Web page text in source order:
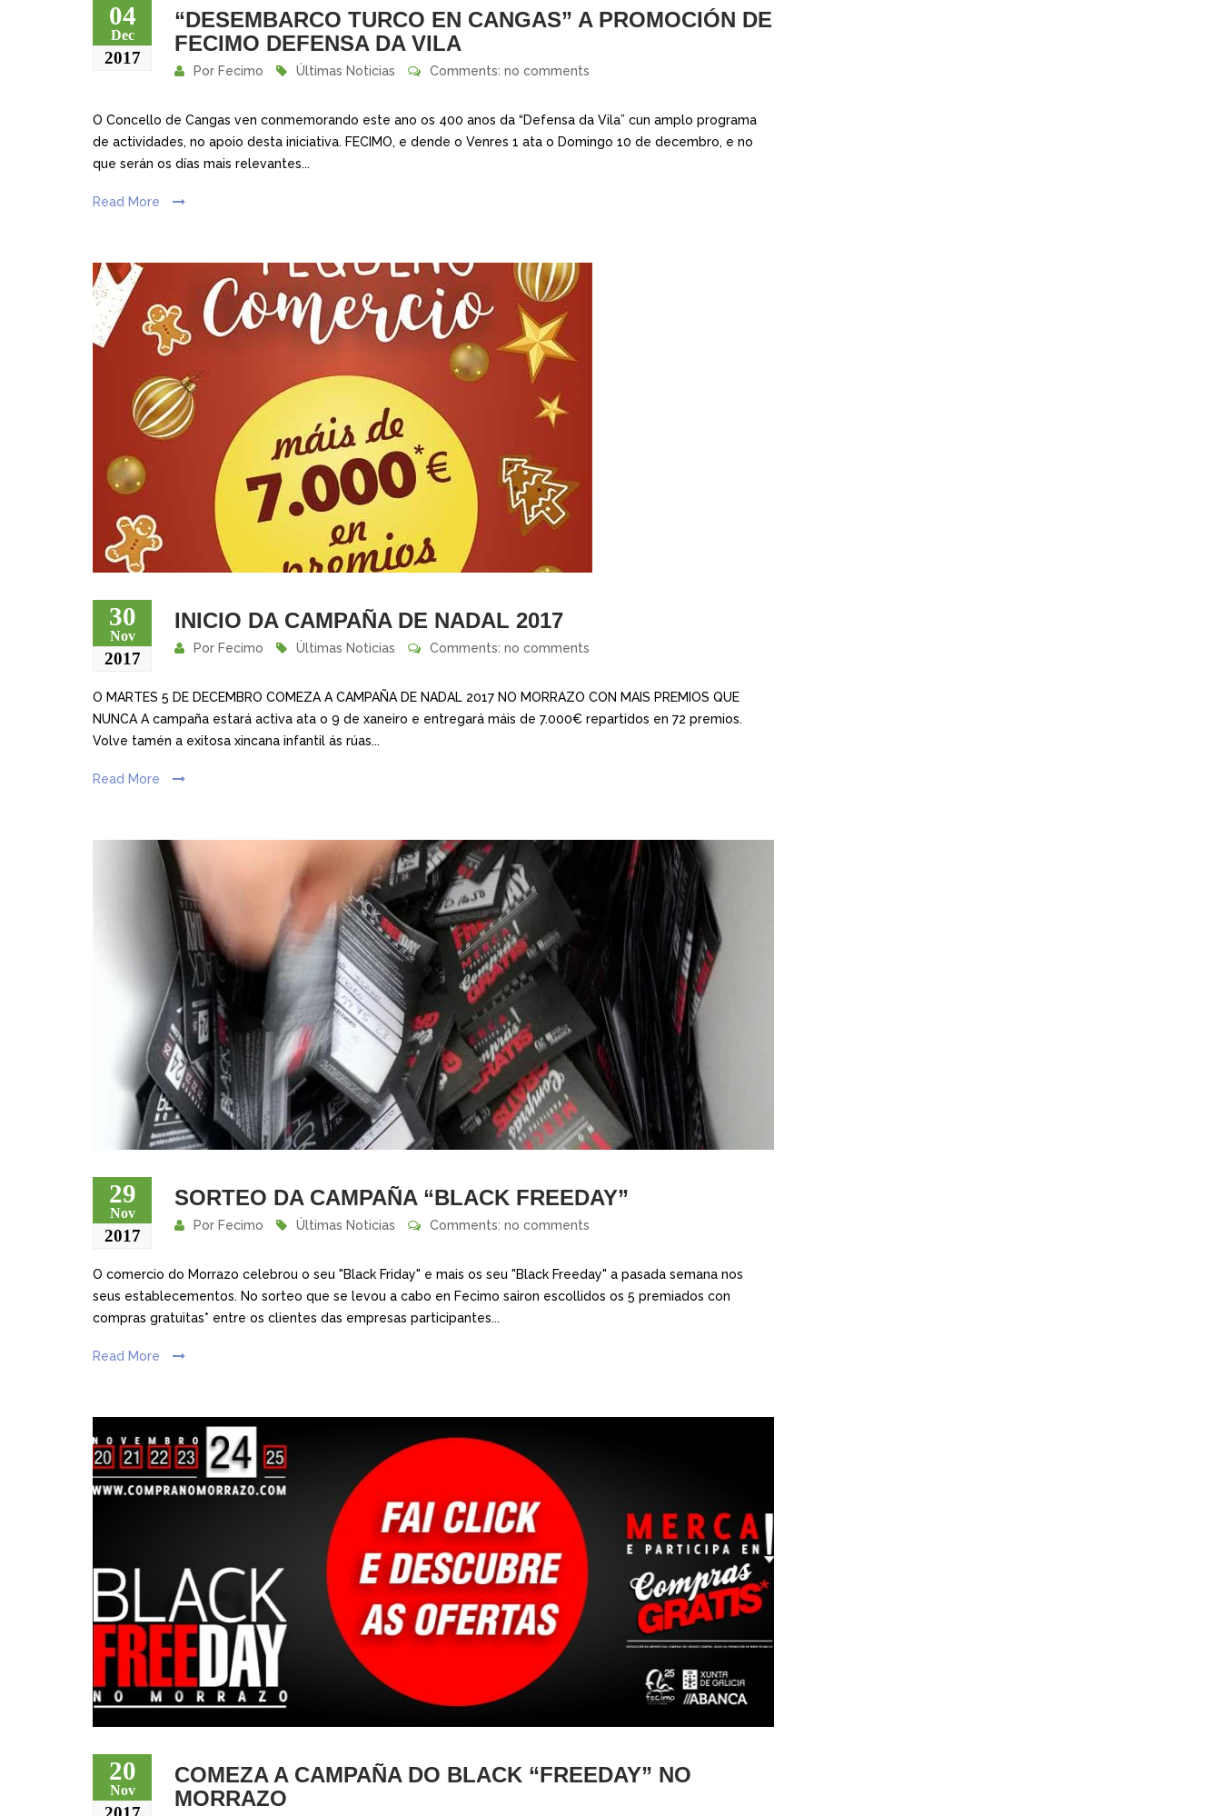
04
Dec
2017
“DESEMBARCO TURCO EN CANGAS” A PROMOCIÓN DE
FECIMO DEFENSA DA VILA
Por Fecimo Últimas Noticias Comments: no comments
O Concello de Cangas ven conmemorando este ano os 400 anos da “Defensa da Vila” cun amplo programa
de actividades, no apoio desta iniciativa. FECIMO, e dende o Venres 1 ata o Domingo 10 de decembro, e no
que serán os días mais relevantes...
Read More
30
Nov
2017
INICIO DA CAMPAÑA DE NADAL 2017
Por Fecimo Últimas Noticias Comments: no comments
O MARTES 5 DE DECEMBRO COMEZA A CAMPAÑA DE NADAL 2017 NO MORRAZO CON MAIS PREMIOS QUE
NUNCA A campaña estará activa ata o 9 de xaneiro e entregará máis de 7.000€ repartidos en 72 premios.
Volve tamén a exitosa xincana infantil ás rúas...
Read More
29
Nov
2017
SORTEO DA CAMPAÑA “BLACK FREEDAY”
Por Fecimo Últimas Noticias Comments: no comments
O comercio do Morrazo celebrou o seu "Black Friday" e mais os seu "Black Freeday" a pasada semana nos
seus establecementos. No sorteo que se levou a cabo en Fecimo sairon escollidos os 5 premiados con
compras gratuitas* entre os clientes das empresas participantes...
Read More
20
Nov
COMEZA A CAMPAÑA DO BLACK “FREEDAY” NO
MORRAZO